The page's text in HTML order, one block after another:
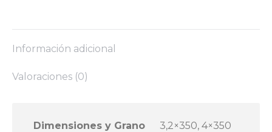
Información adicional
Valoraciones (0)
Dimensiones y Grano 3,2×350, 4×350